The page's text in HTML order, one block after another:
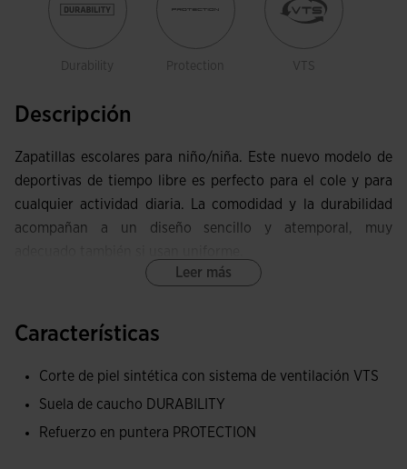
Durability Protection VTS
Descripción
Zapatillas escolares para niño/niña. Este nuevo modelo de
deportivas de tiempo libre es perfecto para el cole y para
cualquier actividad diaria. La comodidad y la durabilidad
acompañan a un diseño sencillo y atemporal, muy
perforaciones en el corte para permitir la entrada y salida
La suela es de caucho DURABILITY, muy resistente a los
roces y al desgaste, alargando así la vida útil de la zapatilla.
Leer más
Características
Corte de piel sintética con sistema de ventilación VTS
Suela de caucho DURABILITY
Refuerzo en puntera PROTECTION